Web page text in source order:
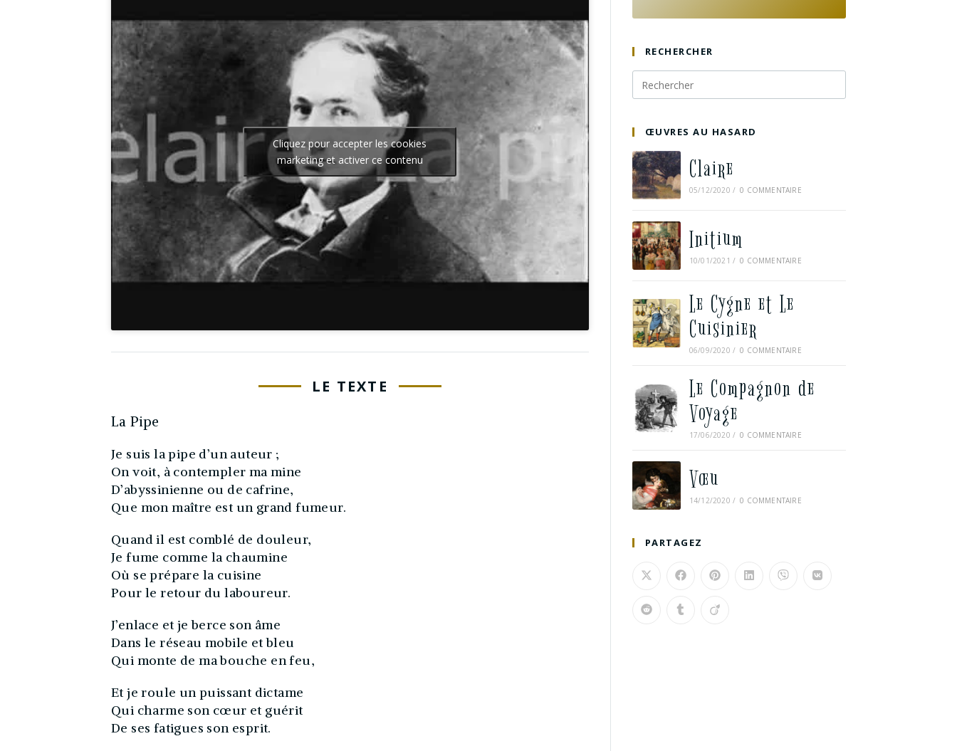
Cliquez pour accepter les cookies
marketing et activer ce contenu
LE TEXTE
La Pipe
Je suis la pipe d’un auteur ;
On voit, à contempler ma mine
D’abyssinienne ou de cafrine,
Que mon maître est un grand fumeur.
Quand il est comblé de douleur,
Je fume comme la chaumine
Où se prépare la cuisine
Pour le retour du laboureur.
J’enlace et je berce son âme
Dans le réseau mobile et bleu
Qui monte de ma bouche en feu,
Et je roule un puissant dictame
Qui charme son cœur et guérit
De ses fatigues son esprit.
RECHERCHER
ŒUVRES AU HASARD
Claire
05/12/2020 / 0 COMMENTAIRE
Initium
10/01/2021 / 0 COMMENTAIRE
Le Cygne et Le
Cuisinier
06/09/2020 / 0 COMMENTAIRE
Le Compagnon de
Voyage
17/06/2020 / 0 COMMENTAIRE
Vœu
14/12/2020 / 0 COMMENTAIRE
PARTAGEZ